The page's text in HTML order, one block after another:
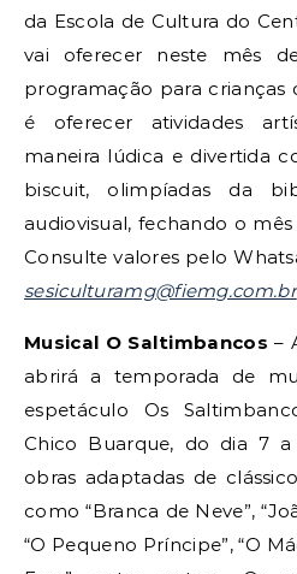
da Escola de Cultura do
vai oferecer neste mês
programação para crianças
é oferecer atividades
maneira lúdica e divertida
biscuit, olimpíadas da
audiovisual, fechando o
Consulte valores pelo
sesiculturamg@fiemg.com.br
Musical O Saltimbancos –
abrirá a temporada de
espetáculo Os
Chico Buarque, do dia 7
obras adaptadas de
como “Branca de Neve”,
“O Pequeno Príncipe”, “O